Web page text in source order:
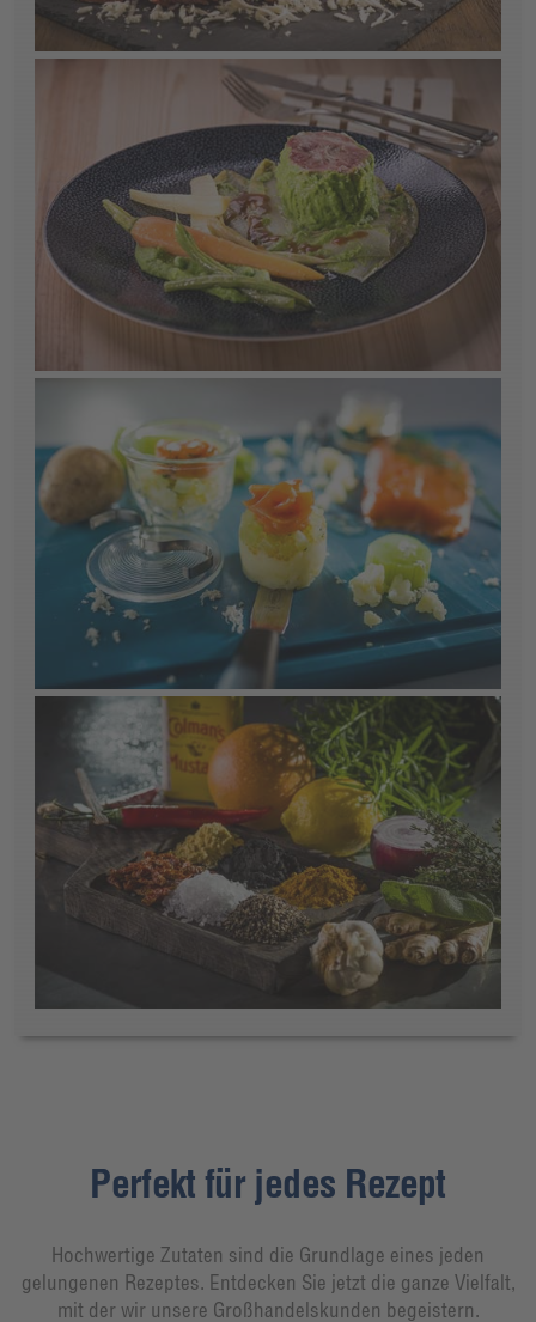
Perfekt für jedes Rezept
Hochwertige Zutaten sind die Grundlage eines jeden
gelungenen Rezeptes. Entdecken Sie jetzt die ganze Vielfalt,
mit der wir unsere Großhandelskunden begeistern.